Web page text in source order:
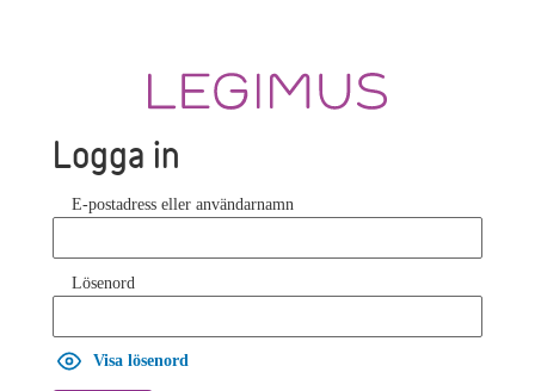
Logga in
E-postadress eller användarnamn
Lösenord
Visa lösenord